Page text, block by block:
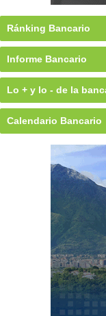
Ránking Bancario
Informe Bancario
Lo + y lo - de la
Calendario Bancario